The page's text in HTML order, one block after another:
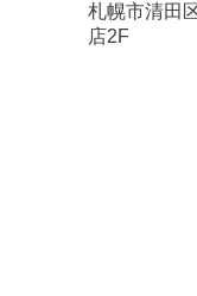
札幌市清田
店2F